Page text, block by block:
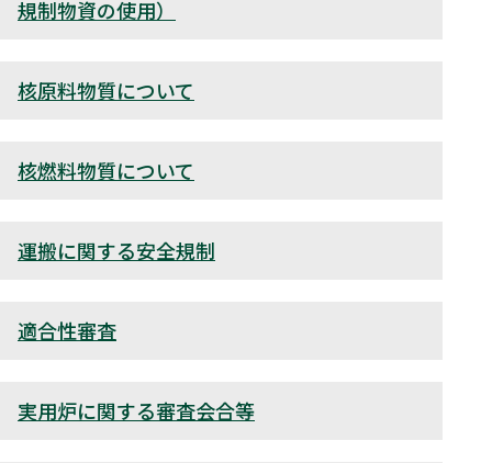
規制物資の使用）
核原料物質について
核燃料物質について
運搬に関する安全規制
適合性審査
実用炉に関する審査会合等